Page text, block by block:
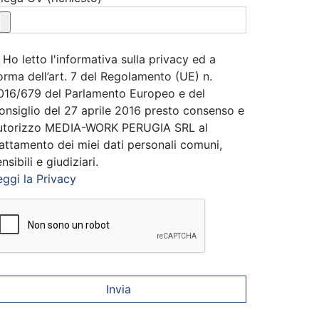
Ho letto l'informativa sulla privacy ed a
dell’art. 7 del Regolamento (UE) n.
679 del Parlamento Europeo e del
del 27 aprile 2016 presto consenso e
MEDIA-WORK PERUGIA SRL al
dei miei dati personali comuni,
e giudiziari.
la Privacy